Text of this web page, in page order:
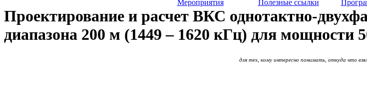
Мероприятия
Полезные ссылки
Проектирование и расчет ВКС однотактно-
диапазона 200 м (1449 – 1620 кГц) для мощности
для тех, кому интересно понимать, откуда что